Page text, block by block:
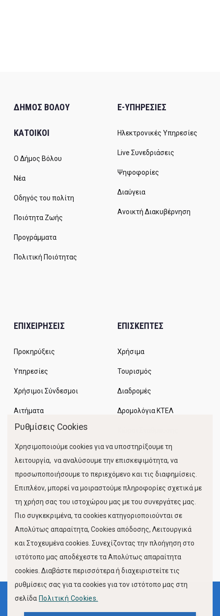
ΔΗΜΟΣ ΒΟΛΟΥ
ΚΑΤΟΙΚΟΙ
Ο Δήμος Βόλου
Νέα
Οδηγός του πολίτη
Ποιότητα Ζωής
Προγράμματα
Πολιτική Ποιότητας
E-ΥΠΗΡΕΣΙΕΣ
Ηλεκτρονικές Υπηρεσίες
Live Συνεδριάσεις
Ψηφοφορίες
Διαύγεια
Ανοικτή Διακυβέρνηση
ΕΠΙΧΕΙΡΗΣΕΙΣ
Προκηρύξεις
Υπηρεσίες
Χρήσιμοι Σύνδεσμοι
Αιτήματα
ΕΠΙΣΚΕΠΤΕΣ
Χρήσιμα
Τουρισμός
Διαδρομές
Δρομολόγια ΚΤΕΛ
Κίνηση Λιμένος
FOLLOW US
Όροι Χρήσης
Ρυθμίσεις Cookies
Χρησιμοποιούμε cookies για να υποστηρίξουμε τη
λειτουργία, να αναλύσουμε την επισκεψιμότητα, να
προσωποποιήσουμε το περιεχόμενο και τις διαφημίσεις.
Επιπλέον, μπορεί να μοιραστούμε πληροφορίες σχετικά με
τη χρήση σας του ιστοχώρου μας με του συνεργάτες μας.
Πιο συγκεκριμένα, τα cookies κατηγοριοποιούνται σε
Απολύτως απαραίτητα, Cookies απόδοσης, Λειτουργικά
και Στοχευμένα cookies. Συνεχίζοντας την πλοήγηση στο
ιστότοπο μας αποδέχεστε τα Απολύτως απαραίτητα
cookies. Διαβάστε περισσότερα ή διαχειριστείτε τις
ρυθμίσεις σας για τα cookies για τον ιστότοπο μας στη
σελίδα Πολιτική Cookies.